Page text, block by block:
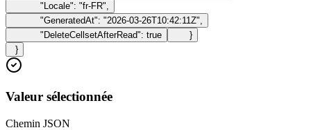
"Locale": "fr-FR",
"GeneratedAt": "2026-03-26T10:42:11Z",
"DeleteCellsetAfterRead": true
}
}
Valeur sélectionnée
Chemin JSON